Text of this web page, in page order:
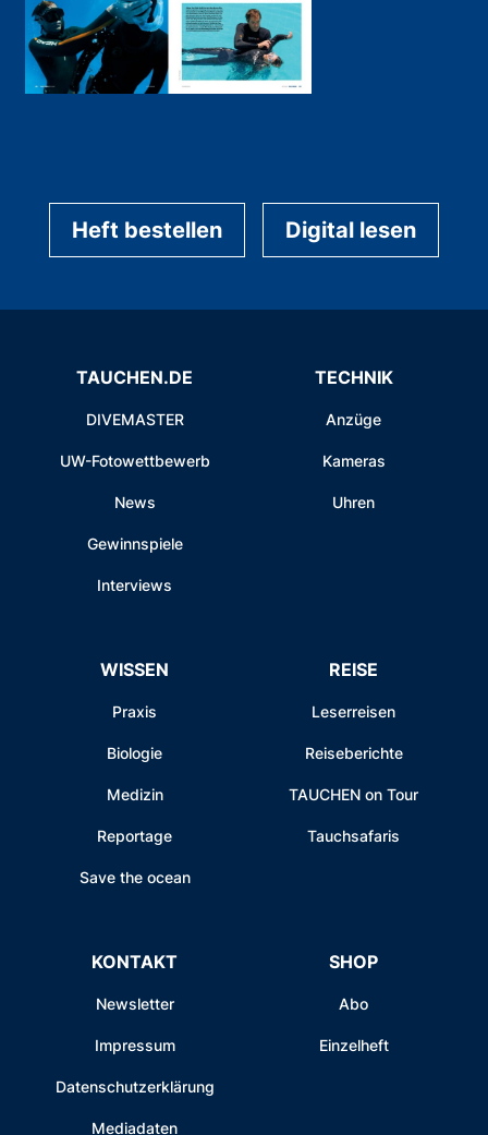
Heft bestellen Digital lesen
TAUCHEN.DE
DIVEMASTER
UW-Fotowettbewerb
News
Gewinnspiele
Interviews
TECHNIK
Anzüge
Kameras
Uhren
WISSEN
Praxis
Biologie
Medizin
Reportage
Save the ocean
REISE
Leserreisen
Reiseberichte
TAUCHEN on Tour
Tauchsafaris
KONTAKT
Newsletter
Impressum
Datenschutzerklärung
Mediadaten
SHOP
Abo
Einzelheft